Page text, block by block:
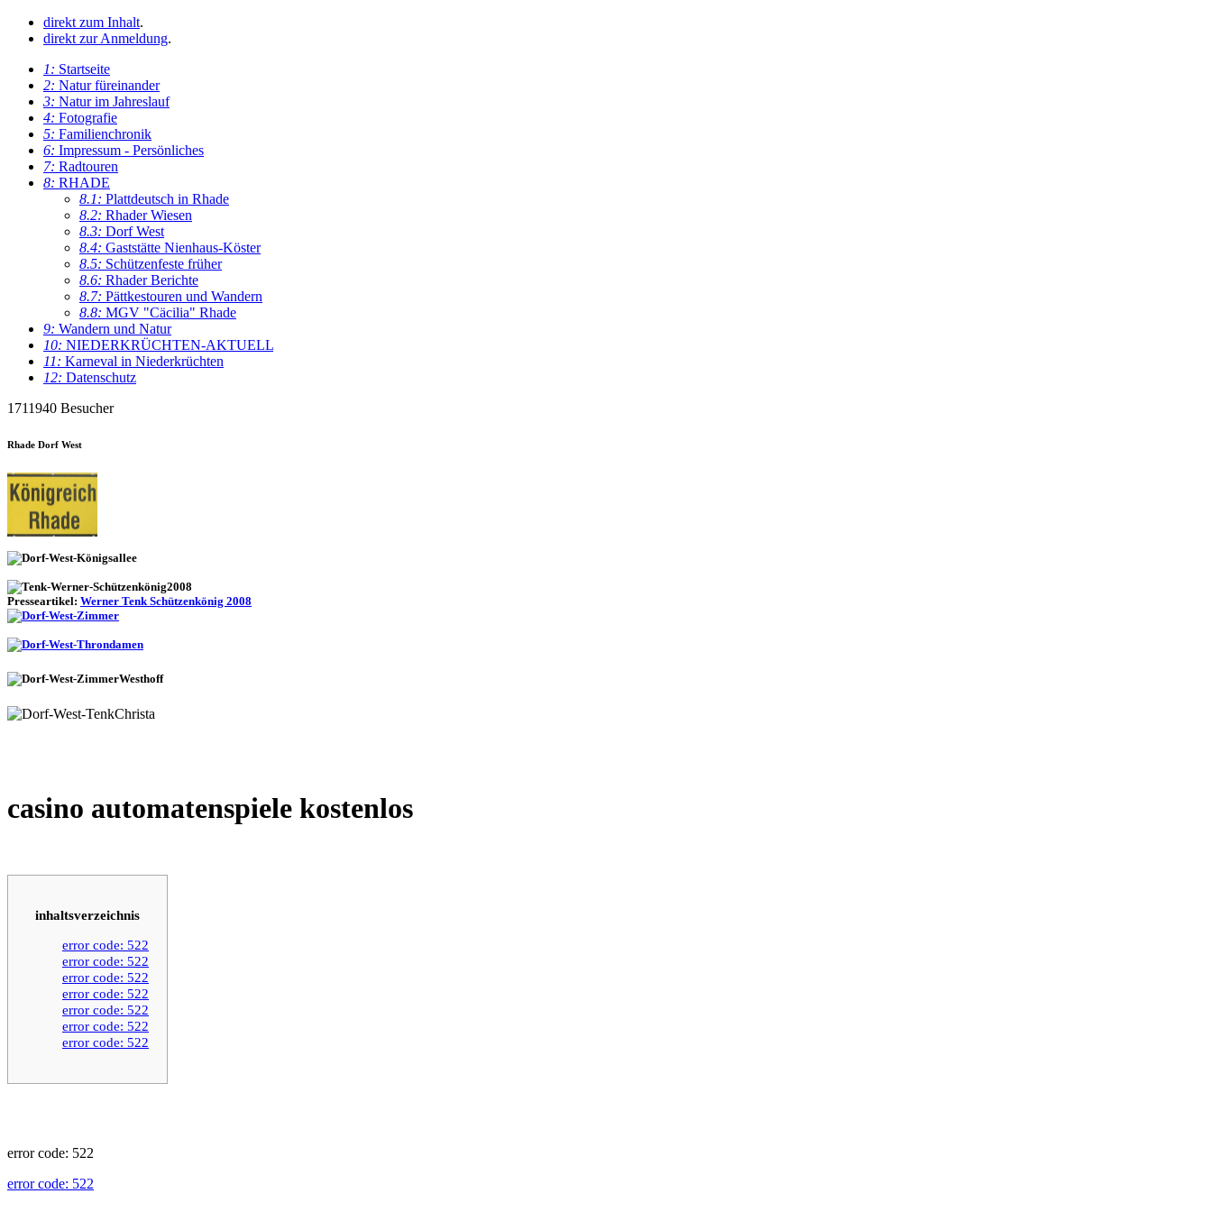
direkt zum Inhalt.
direkt zur Anmeldung.
1: Startseite
2: Natur füreinander
3: Natur im Jahreslauf
4: Fotografie
5: Familienchronik
6: Impressum - Persönliches
7: Radtouren
8: RHADE
8.1: Plattdeutsch in Rhade
8.2: Rhader Wiesen
8.3: Dorf West
8.4: Gaststätte Nienhaus-Köster
8.5: Schützenfeste früher
8.6: Rhader Berichte
8.7: Pättkestouren und Wandern
8.8: MGV "Cäcilia" Rhade
9: Wandern und Natur
10: NIEDERKRÜCHTEN-AKTUELL
11: Karneval in Niederkrüchten
12: Datenschutz
1711940 Besucher
Rhade Dorf West
Presseartikel: Werner Tenk Schützenkönig 2008
casino automatenspiele kostenlos
inhaltsverzeichnis
error code: 522
error code: 522
error code: 522
error code: 522
error code: 522
error code: 522
error code: 522
error code: 522
error code: 522